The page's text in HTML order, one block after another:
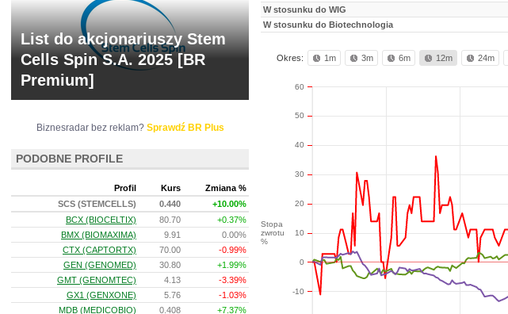
W stosunku do WIG
W stosunku do Biotechnologia
Okres:
1m 3m 6m 12m 24m
Stopa
zwrotu
%
-10
0
10
20
30
40
50
60
List do akcjonariuszy Stem
Cells Spin S.A. 2025 [BR
Premium]
Biznesradar bez reklam? Sprawdź BR Plus
PODOBNE PROFILE
Profil Kurs
Zmiana %
SCS (STEMCELLS)
0.440
+10.00%
BCX (BIOCELTIX)
80.70
+0.37%
BMX (BIOMAXIMA)
9.91
0.00%
CTX (CAPTORTX)
70.00
-0.99%
GEN (GENOMED)
30.80
+1.99%
GMT (GENOMTEC)
4.13
-3.39%
GX1 (GENXONE)
5.76
-1.03%
MDB (MEDICOBIO)
0.408 +7.37%